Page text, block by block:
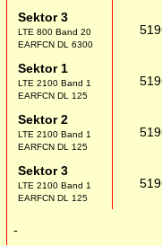
Sektor 3
LTE 800 Band 20
EARFCN DL 6300
Sektor 1
LTE 2100 Band 1
EARFCN DL 125
Sektor 2
LTE 2100 Band 1
EARFCN DL 125
Sektor 3
LTE 2100 Band 1
EARFCN DL 125
-